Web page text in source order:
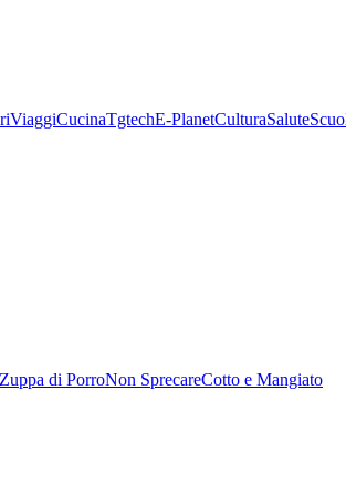
ViaggiCucinaTgtechE-PlanetCulturaSalute
Zuppa di PorroNon SprecareCotto e Mangiato